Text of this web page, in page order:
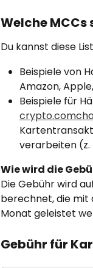
Welche
Du kannst diese
Beispiele von
Amazon,
Beispiele für
crypto.com
verarbeiten (z.
Wie wird die
Die Gebühr wird
berechnet, die mit
Monat geleistet
Gebühr für